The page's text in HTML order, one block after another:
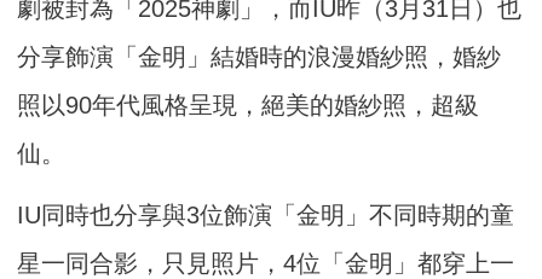
劇被封為「2025神劇」，而IU昨（3月31日）也
分享飾演「金明」結婚時的浪漫婚紗照，婚紗
照以90年代風格呈現，絕美的婚紗照，超級
仙。
IU同時也分享與3位飾演「金明」不同時期的童
星一同合影，只見照片，4位「金明」都穿上一